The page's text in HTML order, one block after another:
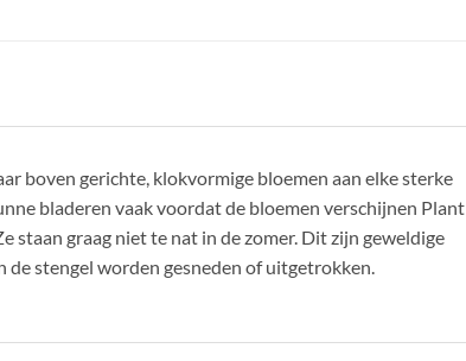
boven gerichte, klokvormige bloemen aan elke sterke
bladeren vaak voordat de bloemen verschijnen Plant
staan graag niet te nat in de zomer. Dit zijn geweldige
de stengel worden gesneden of uitgetrokken.